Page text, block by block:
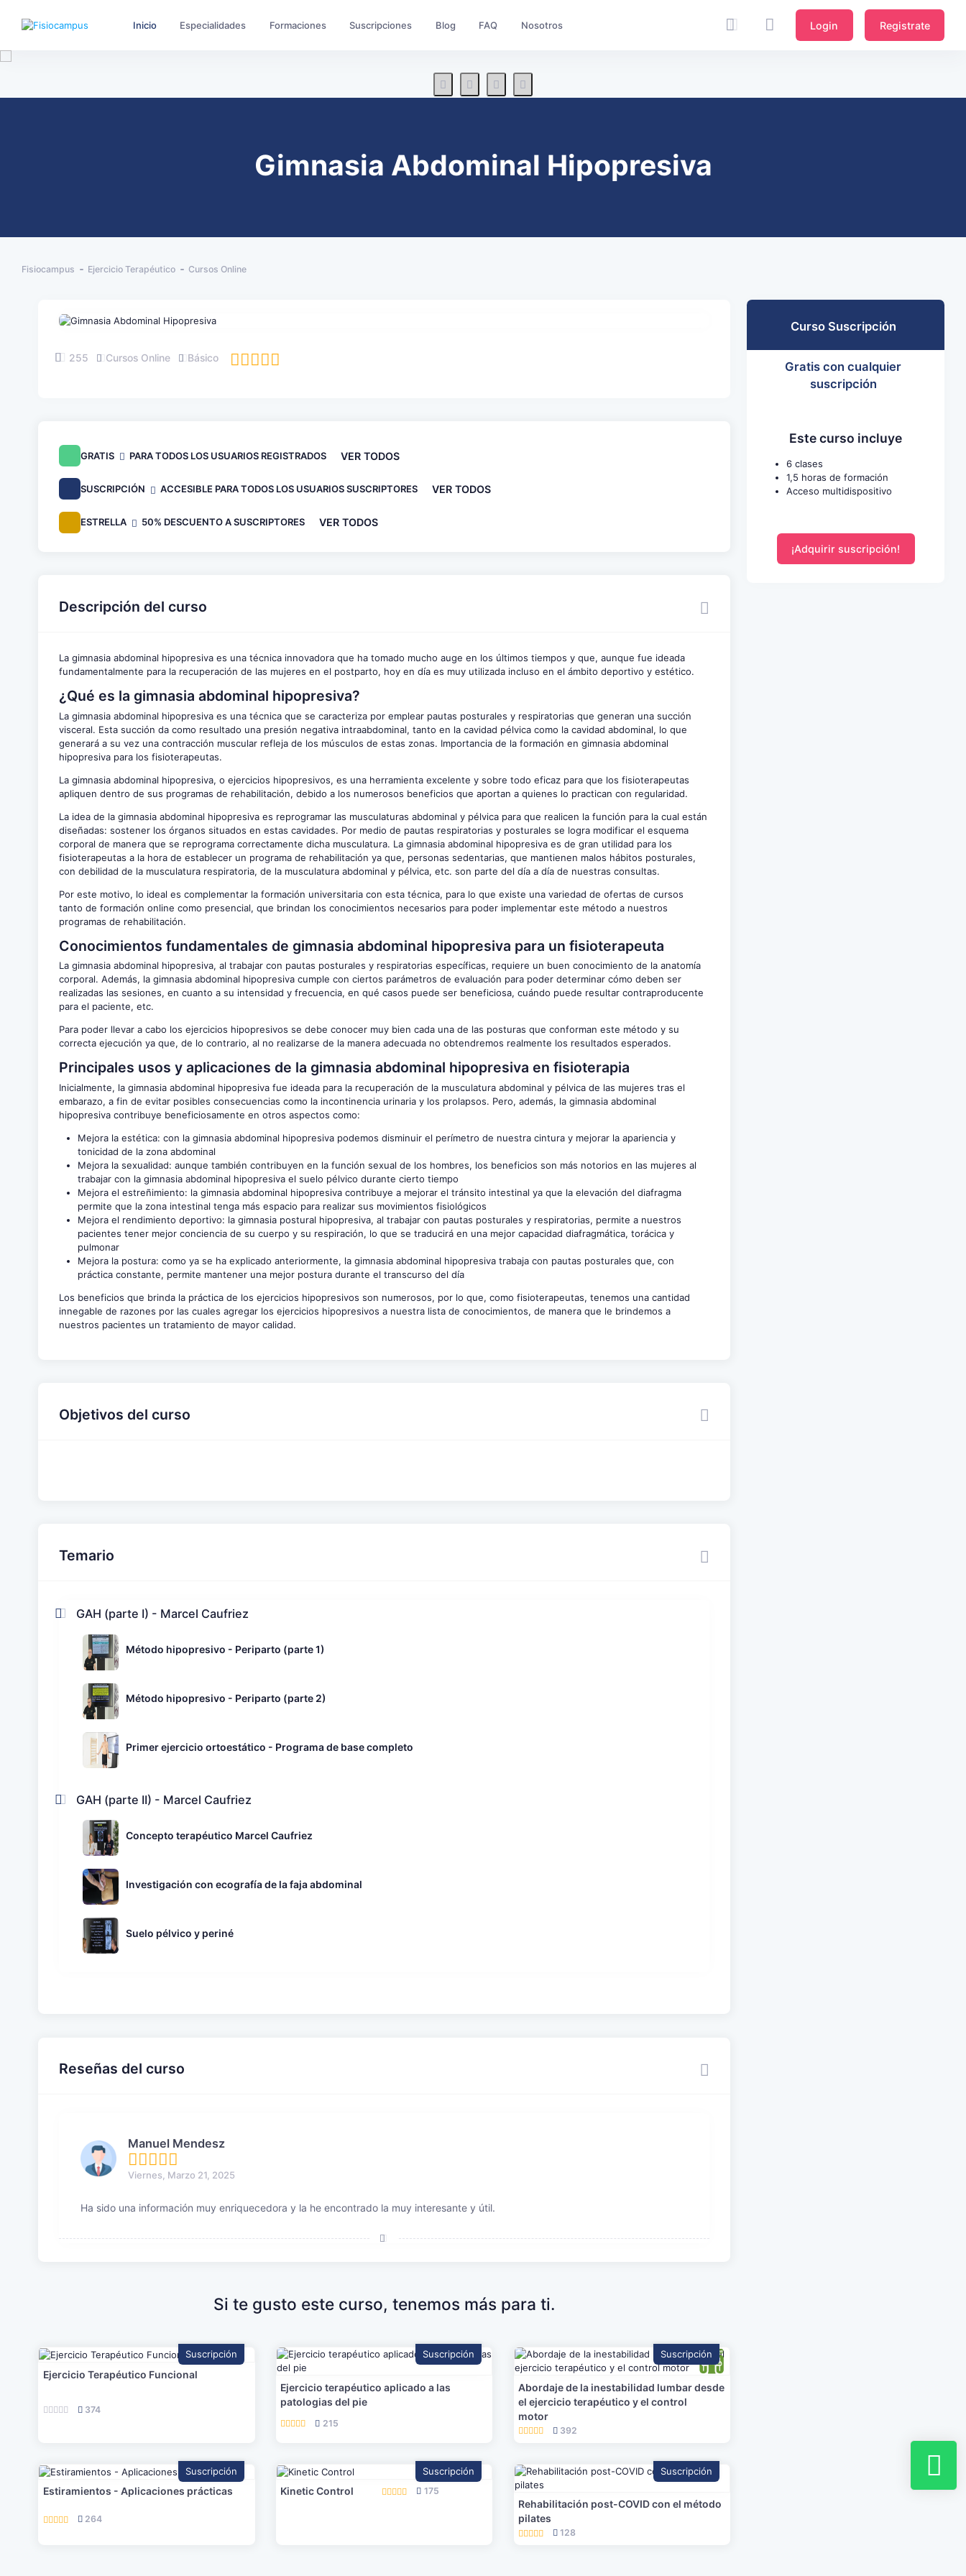
Inicio Especialidades Formaciones Suscripciones Blog FAQ Nosotros Login Registrate
Gimnasia Abdominal Hipopresiva
Fisiocampus Ejercicio Terapéutico Cursos Online
255 Cursos Online Básico
GRATIS PARA TODOS LOS USUARIOS REGISTRADOS VER TODOS
SUSCRIPCIÓN ACCESIBLE PARA TODOS LOS USUARIOS SUSCRIPTORES VER TODOS
ESTRELLA 50% DESCUENTO A SUSCRIPTORES VER TODOS
Descripción del curso
La gimnasia abdominal hipopresiva es una técnica innovadora que ha tomado mucho auge en los últimos tiempos y que, aunque fue ideada
fundamentalmente para la recuperación de las mujeres en el postparto, hoy en día es muy utilizada incluso en el ámbito deportivo y estético.
¿Qué es la gimnasia abdominal hipopresiva?
La gimnasia abdominal hipopresiva es una técnica que se caracteriza por emplear pautas posturales y respiratorias que generan una succión
visceral. Esta succión da como resultado una presión negativa intraabdominal, tanto en la cavidad pélvica como la cavidad abdominal, lo que
generará a su vez una contracción muscular refleja de los músculos de estas zonas. Importancia de la formación en gimnasia abdominal
hipopresiva para los fisioterapeutas.
La gimnasia abdominal hipopresiva, o ejercicios hipopresivos, es una herramienta excelente y sobre todo eficaz para que los fisioterapeutas
apliquen dentro de sus programas de rehabilitación, debido a los numerosos beneficios que aportan a quienes lo practican con regularidad.
La idea de la gimnasia abdominal hipopresiva es reprogramar las musculaturas abdominal y pélvica para que realicen la función para la cual están
diseñadas: sostener los órganos situados en estas cavidades. Por medio de pautas respiratorias y posturales se logra modificar el esquema
corporal de manera que se reprograma correctamente dicha musculatura. La gimnasia abdominal hipopresiva es de gran utilidad para los
fisioterapeutas a la hora de establecer un programa de rehabilitación ya que, personas sedentarias, que mantienen malos hábitos posturales,
con debilidad de la musculatura respiratoria, de la musculatura abdominal y pélvica, etc. son parte del día a día de nuestras consultas.
Por este motivo, lo ideal es complementar la formación universitaria con esta técnica, para lo que existe una variedad de ofertas de cursos
tanto de formación online como presencial, que brindan los conocimientos necesarios para poder implementar este método a nuestros
programas de rehabilitación.
Conocimientos fundamentales de gimnasia abdominal hipopresiva para un fisioterapeuta
La gimnasia abdominal hipopresiva, al trabajar con pautas posturales y respiratorias específicas, requiere un buen conocimiento de la anatomía
corporal. Además, la gimnasia abdominal hipopresiva cumple con ciertos parámetros de evaluación para poder determinar cómo deben ser
realizadas las sesiones, en cuanto a su intensidad y frecuencia, en qué casos puede ser beneficiosa, cuándo puede resultar contraproducente
para el paciente, etc.
Para poder llevar a cabo los ejercicios hipopresivos se debe conocer muy bien cada una de las posturas que conforman este método y su
correcta ejecución ya que, de lo contrario, al no realizarse de la manera adecuada no obtendremos realmente los resultados esperados.
Principales usos y aplicaciones de la gimnasia abdominal hipopresiva en fisioterapia
Inicialmente, la gimnasia abdominal hipopresiva fue ideada para la recuperación de la musculatura abdominal y pélvica de las mujeres tras el
embarazo, a fin de evitar posibles consecuencias como la incontinencia urinaria y los prolapsos. Pero, además, la gimnasia abdominal
hipopresiva contribuye beneficiosamente en otros aspectos como:
Mejora la estética: con la gimnasia abdominal hipopresiva podemos disminuir el perímetro de nuestra cintura y mejorar la apariencia y
tonicidad de la zona abdominal
Mejora la sexualidad: aunque también contribuyen en la función sexual de los hombres, los beneficios son más notorios en las mujeres al
trabajar con la gimnasia abdominal hipopresiva el suelo pélvico durante cierto tiempo
Mejora el estreñimiento: la gimnasia abdominal hipopresiva contribuye a mejorar el tránsito intestinal ya que la elevación del diafragma
permite que la zona intestinal tenga más espacio para realizar sus movimientos fisiológicos
Mejora el rendimiento deportivo: la gimnasia postural hipopresiva, al trabajar con pautas posturales y respiratorias, permite a nuestros
pacientes tener mejor conciencia de su cuerpo y su respiración, lo que se traducirá en una mejor capacidad diafragmática, torácica y
pulmonar
Mejora la postura: como ya se ha explicado anteriormente, la gimnasia abdominal hipopresiva trabaja con pautas posturales que, con
práctica constante, permite mantener una mejor postura durante el transcurso del día
Los beneficios que brinda la práctica de los ejercicios hipopresivos son numerosos, por lo que, como fisioterapeutas, tenemos una cantidad
innegable de razones por las cuales agregar los ejercicios hipopresivos a nuestra lista de conocimientos, de manera que le brindemos a
nuestros pacientes un tratamiento de mayor calidad.
Objetivos del curso
Temario
GAH (parte I) - Marcel Caufriez
Método hipopresivo - Periparto (parte 1)
Método hipopresivo - Periparto (parte 2)
Primer ejercicio ortoestático - Programa de base completo
GAH (parte II) - Marcel Caufriez
Concepto terapéutico Marcel Caufriez
Investigación con ecografía de la faja abdominal
Suelo pélvico y periné
Reseñas del curso
Manuel Mendesz
Viernes, Marzo 21, 2025
Ha sido una información muy enriquecedora y la he encontrado la muy interesante y útil.
Si te gusto este curso, tenemos más para ti.
Suscripción
Ejercicio Terapéutico Funcional
374
Suscripción
Ejercicio terapéutico aplicado a las
patologias del pie
215
Suscripción
Abordaje de la inestabilidad lumbar desde
el ejercicio terapéutico y el control
motor
392
Suscripción
Estiramientos - Aplicaciones prácticas
264
Suscripción
Kinetic Control 175
Suscripción
Rehabilitación post-COVID con el método
pilates
128
Curso Suscripción
Gratis con cualquier
suscripción
Este curso incluye
6 clases
1,5 horas de formación
Acceso multidispositivo
¡Adquirir suscripción!